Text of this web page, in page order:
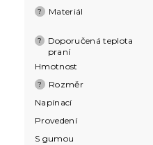
? Materiál
?
Doporučená teplota
praní
Hmotnost
? Rozměr
Napínací
Provedení
S gumou